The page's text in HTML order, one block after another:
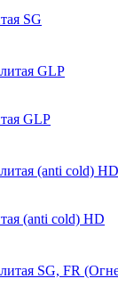
SG
GLP
(anti cold) HD